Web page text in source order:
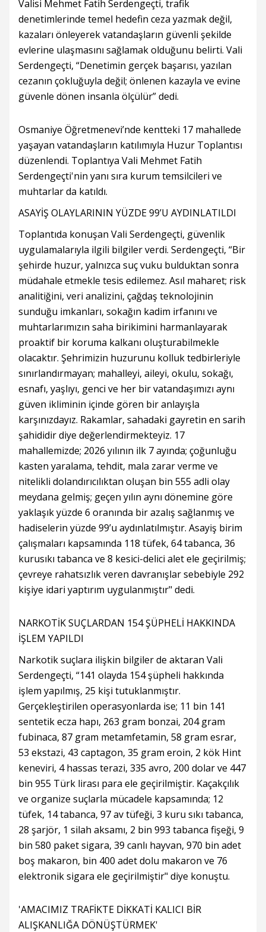
Valisi Mehmet Fatih Serdengeçti, trafik
denetimlerinde temel hedefin ceza yazmak değil,
kazaları önleyerek vatandaşların güvenli şekilde
evlerine ulaşmasını sağlamak olduğunu belirti. Vali
Serdengeçti, “Denetimin gerçek başarısı, yazılan
cezanın çokluğuyla değil; önlenen kazayla ve evine
güvenle dönen insanla ölçülür” dedi.
Osmaniye Öğretmenevi’nde kentteki 17 mahallede
yaşayan vatandaşların katılımıyla Huzur Toplantısı
düzenlendi. Toplantıya Vali Mehmet Fatih
Serdengeçti'nin yanı sıra kurum temsilcileri ve
muhtarlar da katıldı.
ASAYİŞ OLAYLARININ YÜZDE 99’U AYDINLATILDI
Toplantıda konuşan Vali Serdengeçti, güvenlik
uygulamalarıyla ilgili bilgiler verdi. Serdengeçti, “Bir
şehirde huzur, yalnızca suç vuku bulduktan sonra
müdahale etmekle tesis edilemez. Asıl maharet; risk
analitiğini, veri analizini, çağdaş teknolojinin
sunduğu imkanları, sokağın kadim irfanını ve
muhtarlarımızın saha birikimini harmanlayarak
proaktif bir koruma kalkanı oluşturabilmekle
olacaktır. Şehrimizin huzurunu kolluk tedbirleriyle
sınırlandırmayan; mahalleyi, aileyi, okulu, sokağı,
esnafı, yaşlıyı, genci ve her bir vatandaşımızı aynı
güven ikliminin içinde gören bir anlayışla
karşınızdayız. Rakamlar, sahadaki gayretin en sarih
şahididir diye değerlendirmekteyiz. 17
mahallemizde; 2026 yılının ilk 7 ayında; çoğunluğu
kasten yaralama, tehdit, mala zarar verme ve
nitelikli dolandırıcılıktan oluşan bin 555 adli olay
meydana gelmiş; geçen yılın aynı dönemine göre
yaklaşık yüzde 6 oranında bir azalış sağlanmış ve
hadiselerin yüzde 99’u aydınlatılmıştır. Asayiş birim
çalışmaları kapsamında 118 tüfek, 64 tabanca, 36
kurusıkı tabanca ve 8 kesici-delici alet ele geçirilmiş;
çevreye rahatsızlık veren davranışlar sebebiyle 292
kişiye idari yaptırım uygulanmıştır" dedi.
NARKOTİK SUÇLARDAN 154 ŞÜPHELİ HAKKINDA
İŞLEM YAPILDI
Narkotik suçlara ilişkin bilgiler de aktaran Vali
Serdengeçti, “141 olayda 154 şüpheli hakkında
işlem yapılmış, 25 kişi tutuklanmıştır.
Gerçekleştirilen operasyonlarda ise; 11 bin 141
sentetik ecza hapı, 263 gram bonzai, 204 gram
fubinaca, 87 gram metamfetamin, 58 gram esrar,
53 ekstazi, 43 captagon, 35 gram eroin, 2 kök Hint
keneviri, 4 hassas terazi, 335 avro, 200 dolar ve 447
bin 955 Türk lirası para ele geçirilmiştir. Kaçakçılık
ve organize suçlarla mücadele kapsamında; 12
tüfek, 14 tabanca, 97 av tüfeği, 3 kuru sıkı tabanca,
28 şarjör, 1 silah aksamı, 2 bin 993 tabanca fişeği, 9
bin 580 paket sigara, 39 canlı hayvan, 970 bin adet
boş makaron, bin 400 adet dolu makaron ve 76
elektronik sigara ele geçirilmiştir" diye konuştu.
'AMACIMIZ TRAFİKTE DİKKATİ KALICI BİR
ALIŞKANLIĞA DÖNÜŞTÜRMEK'